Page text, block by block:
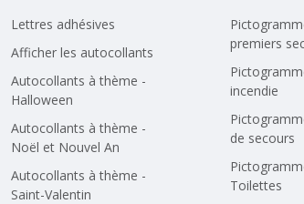
Lettres adhésives
Afficher les autocollants
Autocollants à thème -
Halloween
Autocollants à thème -
Noël et Nouvel An
Autocollants à thème -
Saint-Valentin
premiers
incendie
de secours
Toilettes